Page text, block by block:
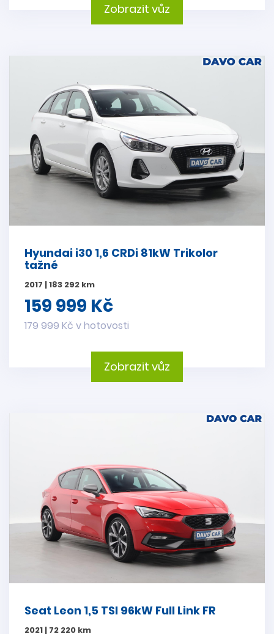
Zobrazit vůz
Hyundai i30 1,6 CRDi 81kW Trikolor
tažné
2017 | 183 292 km
159 999 Kč
179 999 Kč v hotovosti
Zobrazit vůz
Seat Leon 1,5 TSI 96kW Full Link FR
2021 | 72 220 km